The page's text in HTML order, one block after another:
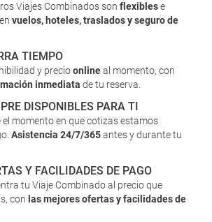
Viajes Combinados sonflexiblese
vuelos, hoteles, traslados y seguro de
TIEMPO
y precioonlineal momento, con
inmediatade tu reserva.
DISPONIBLES PARA TI
el momento en que cotizas estamos
Asistencia 24/7/365antes y durante tu
Y FACILIDADES DE PAGO
tu Viaje Combinado al precio que
con las mejores ofertas y facilidades de